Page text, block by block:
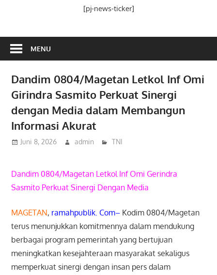
[pj-news-ticker]
MENU
Dandim 0804/Magetan Letkol Inf Omi
Girindra Sasmito Perkuat Sinergi
dengan Media dalam Membangun
Informasi Akurat
Juni 8, 2026 admin TNI
Dandim 0804/Magetan Letkol Inf Omi Gerindra
Sasmito Perkuat Sinergi Dengan Media
MAGETAN, ramahpublik. Com–Kodim 0804/Magetan
terus menunjukkan komitmennya dalam mendukung
berbagai program pemerintah yang bertujuan
meningkatkan kesejahteraan masyarakat sekaligus
memperkuat sinergi dengan insan pers dalam